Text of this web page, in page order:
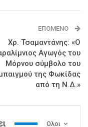
ΕΠΌΜΕΝΟ
Χρ. Τσαμαντάνης: «Ο
Αγωγός του
Μόρνου σύμβολο του
της Φωκίδας
από τη Ν.Δ.»
Ολοι